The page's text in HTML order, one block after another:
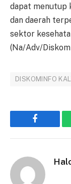
dapat menutup
dan daerah
sektor
(Na/Adv/
DISKOMINFO
Facebook